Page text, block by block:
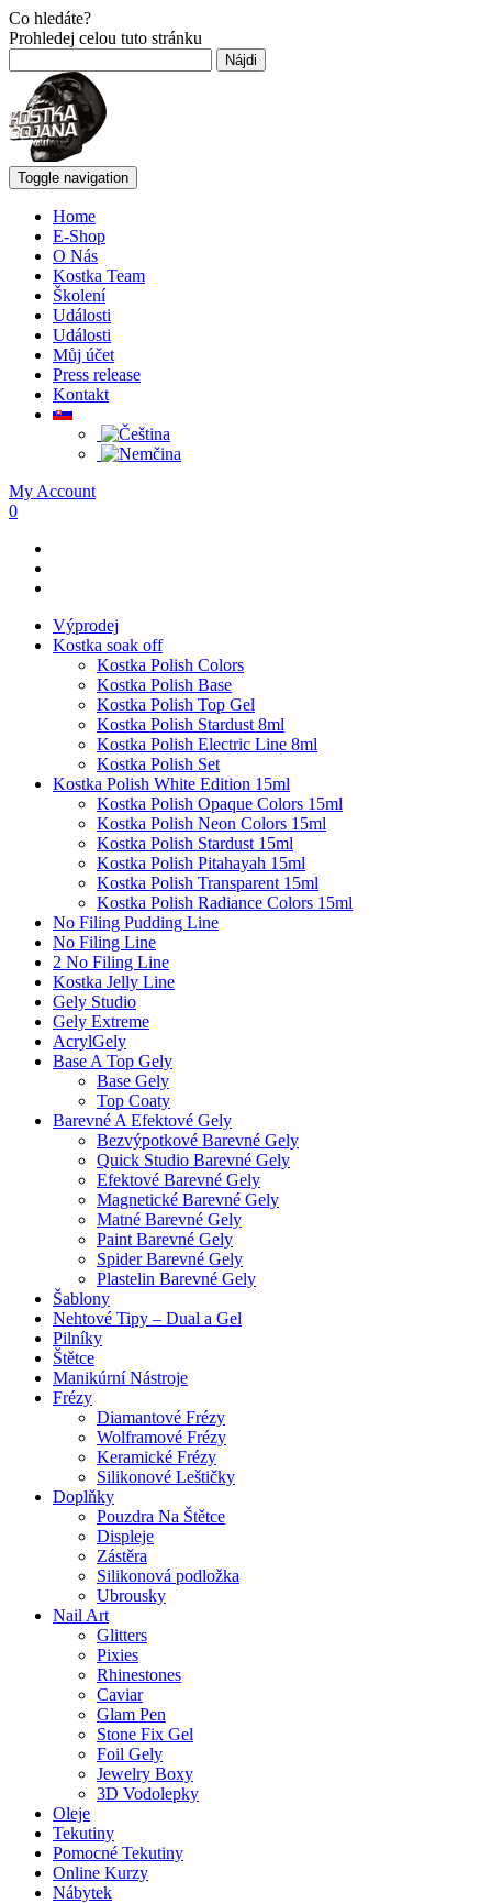
Co hledáte?
Prohledej celou tuto stránku
Toggle navigation
Home
E-Shop
O Nás
Kostka Team
Školení
Události
Události
Můj účet
Press release
Kontakt
My Account
0
Výprodej
Kostka soak off
Kostka Polish Colors
Kostka Polish Base
Kostka Polish Top Gel
Kostka Polish Stardust 8ml
Kostka Polish Electric Line 8ml
Kostka Polish Set
Kostka Polish White Edition 15ml
Kostka Polish Opaque Colors 15ml
Kostka Polish Neon Colors 15ml
Kostka Polish Stardust 15ml
Kostka Polish Pitahayah 15ml
Kostka Polish Transparent 15ml
Kostka Polish Radiance Colors 15ml
No Filing Pudding Line
No Filing Line
2 No Filing Line
Kostka Jelly Line
Gely Studio
Gely Extreme
AcrylGely
Base A Top Gely
Base Gely
Top Coaty
Barevné A Efektové Gely
Bezvýpotkové Barevné Gely
Quick Studio Barevné Gely
Efektové Barevné Gely
Magnetické Barevné Gely
Matné Barevné Gely
Paint Barevné Gely
Spider Barevné Gely
Plastelin Barevné Gely
Šablony
Nehtové Tipy – Dual a Gel
Pilníky
Štětce
Manikúrní Nástroje
Frézy
Diamantové Frézy
Wolframové Frézy
Keramické Frézy
Silikonové Leštičky
Doplňky
Pouzdra Na Štětce
Displeje
Zástěra
Silikonová podložka
Ubrousky
Nail Art
Glitters
Pixies
Rhinestones
Caviar
Glam Pen
Stone Fix Gel
Foil Gely
Jewelry Boxy
3D Vodolepky
Oleje
Tekutiny
Pomocné Tekutiny
Online Kurzy
Nábytek